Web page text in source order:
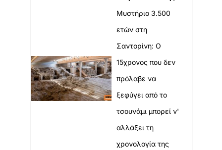
Μυστήριο 3.500
ετών στη
Σαντορίνη: Ο
15χρονος που δεν
πρόλαβε να
ξεφύγει από το
τσουνάμι μπορεί ν'
αλλάξει τη
χρονολογία της